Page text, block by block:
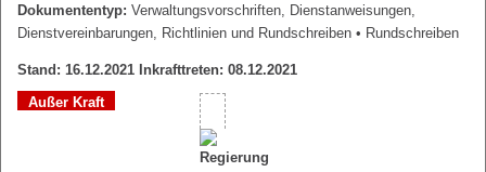
Dokumententyp: Verwaltungsvorschriften, Dienstanweisungen,
Dienstvereinbarungen, Richtlinien und Rundschreiben • Rundschreiben
Stand: 16.12.2021 Inkrafttreten: 08.12.2021
Außer Kraft